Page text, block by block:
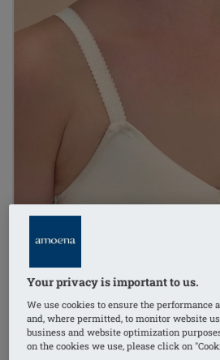
Your privacy is important to us.
We use cookies to ensure the performance
and, where permitted, to monitor website
business and website optimization
on the cookies we use, please click on